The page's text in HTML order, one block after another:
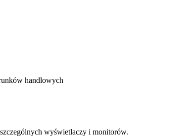
handlowych
wyświetlaczy i monitorów.